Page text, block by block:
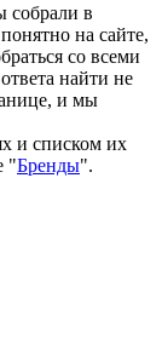
собрали в
на сайте,
со всеми
найти не
и мы
и списком их
"Бренды".